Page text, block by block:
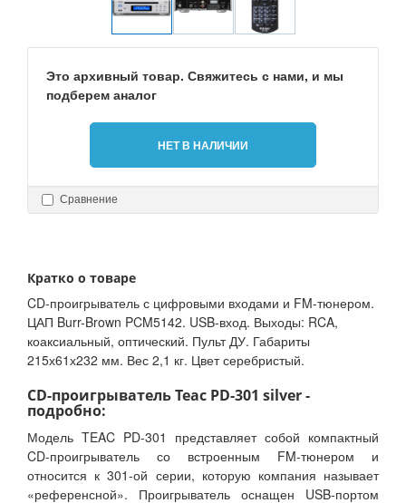
Это архивный товар. Свяжитесь с нами, и мы
подберем аналог
НЕТ В НАЛИЧИИ
Сравнение
Кратко о товаре
CD-проигрыватель с цифровыми входами и FM-тюнером.
ЦАП Burr-Brown PCM5142. USB-вход. Выходы: RCA,
коаксиальный, оптический. Пульт ДУ. Габариты
215х61х232 мм. Вес 2,1 кг. Цвет серебристый.
CD-проигрыватель Teac PD-301 silver -
подробно:
Модель TEAC PD-301 представляет собой компактный
CD-проигрыватель со встроенным FM-тюнером и
относится к 301-ой серии, которую компания называет
«референсной». Проигрыватель оснащен USB-портом